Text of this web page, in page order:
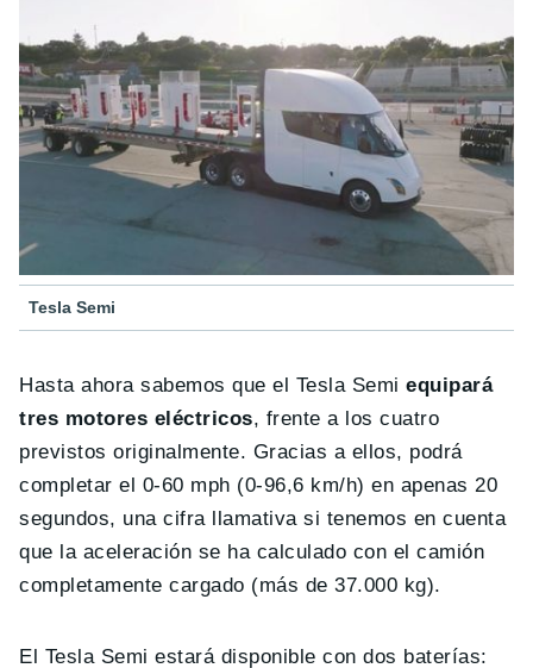
Tesla Semi
Hasta ahora sabemos que el Tesla Semiequipará
tres motores eléctricos, frente a los cuatro
previstos originalmente. Gracias a ellos, podrá
completar el 0-60 mph (0-96,6 km/h) en apenas 20
segundos, una cifra llamativa si tenemos en cuenta
que la aceleración se ha calculado con el camión
completamente cargado (más de 37.000 kg).
El Tesla Semi estará disponible con dos baterías: